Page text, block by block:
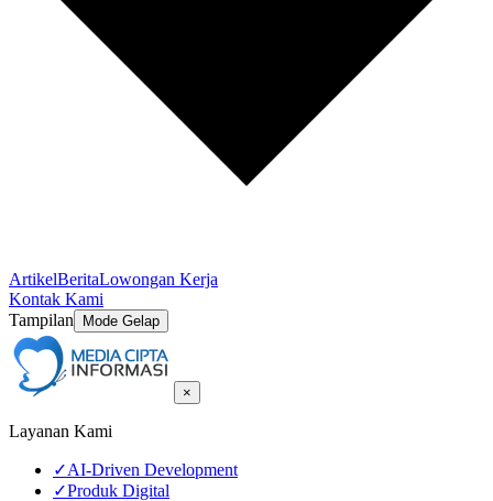
ArtikelBeritaLowongan Kerja
Kontak Kami
Tampilan
Mode Gelap
×
Layanan Kami
✓AI-Driven Development
✓Produk Digital